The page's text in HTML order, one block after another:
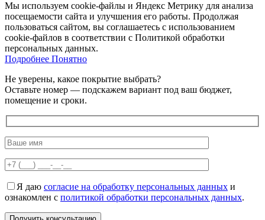
Мы используем cookie-файлы и Яндекс Метрику для анализа
посещаемости сайта и улучшения его работы. Продолжая
пользоваться сайтом, вы соглашаетесь с использованием
cookie-файлов в соответствии с Политикой обработки
персональных данных.
Подробнее Подробнее
Понятно
Не уверены, какое покрытие выбрать?
Оставьте номер — подскажем вариант под ваш бюджет,
помещение и сроки.
Я даю согласие на обработку персональных данных и
ознакомлен с политикой обработки персональных данных.